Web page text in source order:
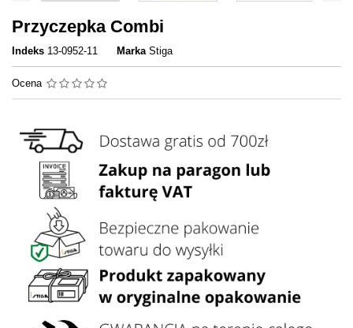
Przyczepka Combi
Indeks 13-0952-11 Marka Stiga
Ocena